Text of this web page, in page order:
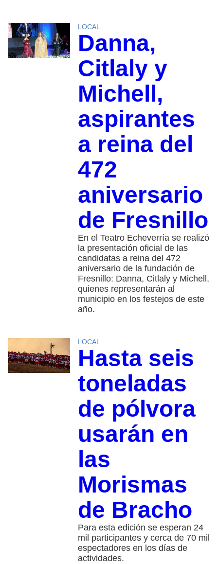
LOCAL
Danna,
Citlaly y
Michell,
aspirantes
a reina del
472
aniversario
de Fresnillo
En el Teatro Echeverría se realizó
la presentación oficial de las
candidatas a reina del 472
aniversario de la fundación de
Fresnillo: Danna, Citlaly y Michell,
quienes representarán al
municipio en los festejos de este
año.
LOCAL
Hasta seis
toneladas
de pólvora
usarán en
las
Morismas
de Bracho
Para esta edición se esperan 24
mil participantes y cerca de 70 mil
espectadores en los días de
actividades.